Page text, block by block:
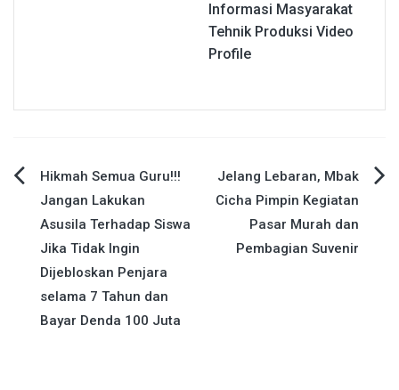
Informasi Masyarakat
Tehnik Produksi Video
Profile
Navigasi
pos
Hikmah Semua Guru!!!
Jangan Lakukan
Asusila Terhadap Siswa
Jika Tidak Ingin
Dijebloskan Penjara
selama 7 Tahun dan
Bayar Denda 100 Juta
Jelang Lebaran, Mbak
Cicha Pimpin Kegiatan
Pasar Murah dan
Pembagian Suvenir